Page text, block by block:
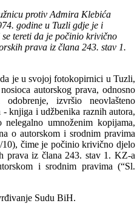
protiv Admira Klebića
godine u Tuzli gdje je i
tereti da je počinio krivično
prava iz člana 243. stav 1.
je u svojoj fotokopirnici u Tuzli,
autorskog prava, odnosno
izvršio neovlašteno
knjiga i udžbenika raznih autora,
umnoženim kopijama,
o autorskom i srodnim pravima
čime je počinio krivično djelo
prava iz člana 243. stav 1. KZ-a
i srodnim pravima (“Sl.
Sudu BiH.